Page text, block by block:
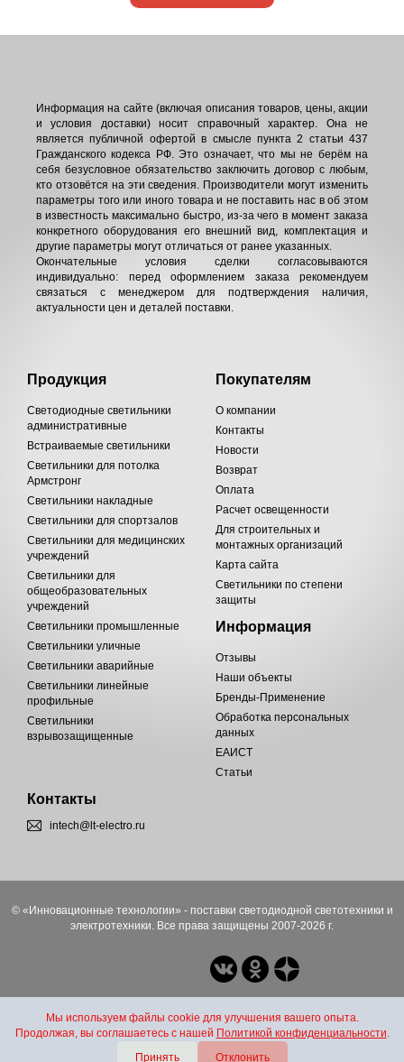
Информация на сайте (включая описания товаров, цены, акции
и условия доставки) носит справочный характер. Она не
является публичной офертой в смысле пункта 2 статьи 437
Гражданского кодекса РФ. Это означает, что мы не берём на
себя безусловное обязательство заключить договор с любым,
кто отзовётся на эти сведения. Производители могут изменить
параметры того или иного товара и не поставить нас в об этом
в известность максимально быстро, из-за чего в момент заказа
конкретного оборудования его внешний вид, комплектация и
другие параметры могут отличаться от ранее указанных.
Окончательные условия сделки согласовываются
индивидуально: перед оформлением заказа рекомендуем
связаться с менеджером для подтверждения наличия,
актуальности цен и деталей поставки.
Продукция
Светодиодные светильники
административные
Встраиваемые светильники
Светильники для потолка
Армстронг
Светильники накладные
Светильники для спортзалов
Светильники для медицинских
учреждений
Светильники для
общеобразовательных
учреждений
Светильники промышленные
Светильники уличные
Светильники аварийные
Светильники линейные
профильные
Светильники
взрывозащищенные
Покупателям
О компании
Контакты
Новости
Возврат
Оплата
Расчет освещенности
Для строительных и
монтажных организаций
Карта сайта
Светильники по степени
защиты
Информация
Отзывы
Наши объекты
Бренды-Применение
Обработка персональных
данных
ЕАИСТ
Статьи
Контакты
intech@lt-electro.ru
© «Инновационные технологии» - поставки светодиодной светотехники и
электротехники. Все права защищены 2007-2026 г.
Мы используем файлы cookie для улучшения вашего опыта.
Продолжая, вы соглашаетесь с нашей Политикой конфиденциальности.
Принять
Отклонить